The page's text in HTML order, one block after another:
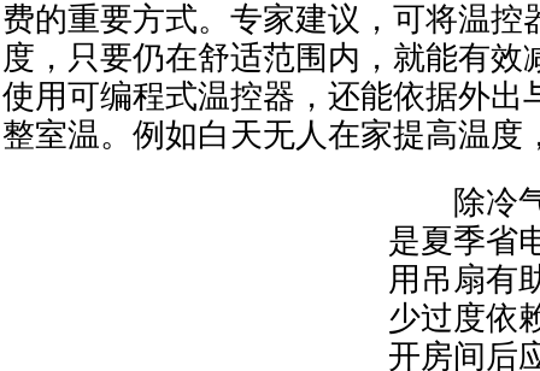
费的重要方式。专家建议，可将温控
度，只要仍在舒适范围内，就能有效
使用可编程式温控器，还能依据外出
整室温。例如白天无人在家提高温度
除冷气
是夏季省
用吊扇有
少过度依
开房间后